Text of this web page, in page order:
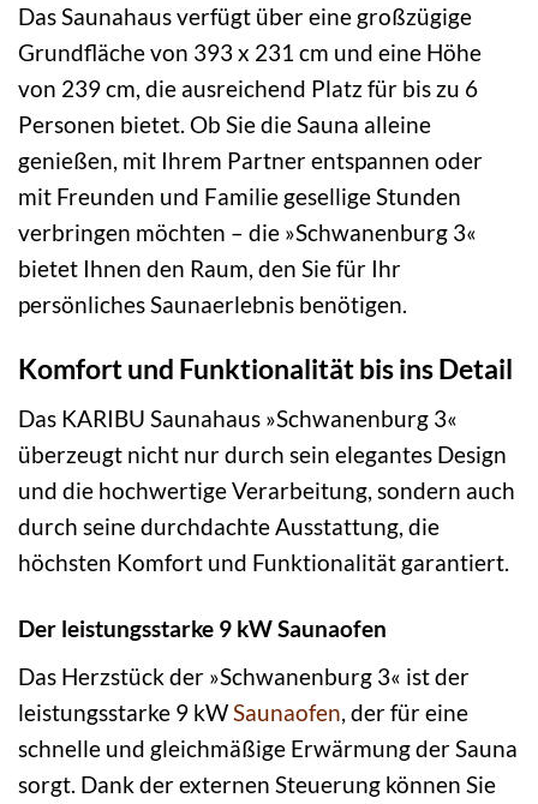
Das Saunahaus verfügt über eine großzügige
Grundfläche von 393 x 231 cm und eine Höhe
von 239 cm, die ausreichend Platz für bis zu 6
Personen bietet. Ob Sie die Sauna alleine
genießen, mit Ihrem Partner entspannen oder
mit Freunden und Familie gesellige Stunden
verbringen möchten – die »Schwanenburg 3«
bietet Ihnen den Raum, den Sie für Ihr
persönliches Saunaerlebnis benötigen.
Komfort und Funktionalität bis ins Detail
Das KARIBU Saunahaus »Schwanenburg 3«
überzeugt nicht nur durch sein elegantes Design
und die hochwertige Verarbeitung, sondern auch
durch seine durchdachte Ausstattung, die
höchsten Komfort und Funktionalität garantiert.
Der leistungsstarke 9 kW Saunaofen
Das Herzstück der »Schwanenburg 3« ist der
leistungsstarke 9 kW Saunaofen , der für eine
schnelle und gleichmäßige Erwärmung der Sauna
sorgt. Dank der externen Steuerung können Sie